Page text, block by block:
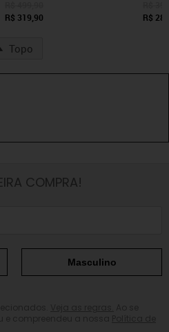
R$ 319,90
R$
Topo
COMPRA!
Masculino